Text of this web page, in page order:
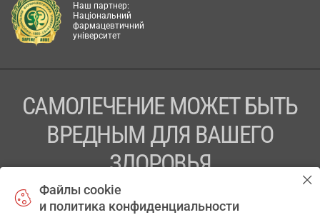
Наш партнер:
Національний
фармацевтичний
університет
САМОЛЕЧЕНИЕ МОЖЕТ БЫТЬ
ВРЕДНЫМ ДЛЯ ВАШЕГО
ЗДОРОВЬЯ
ПЕРЕД ПРИМЕНЕНИЕМ ПРЕПАРАТА
ПРОКОНСУЛЬТИРУЙТЕСЬ С ВРАЧОМ
Файлы cookie
и политика конфиденциальности